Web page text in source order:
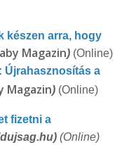
készen arra, hogy
Magazin) (Online)
Újrahasznosítás a
Magazin) (Online)
fizetni a
(Online)